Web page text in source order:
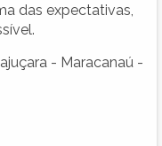
das expectativas,
- Maracanaú -